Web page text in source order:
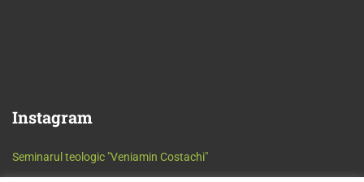
Instagram
Seminarul teologic "Veniamin Costachi"